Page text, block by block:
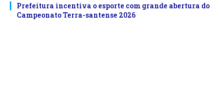
Prefeitura incentiva o esporte com grande abertura do
Campeonato Terra-santense 2026